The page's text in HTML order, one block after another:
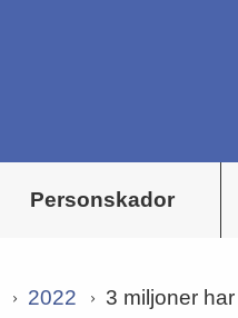
Personskador
2022 3 miljoner